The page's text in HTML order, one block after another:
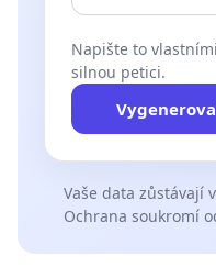
Napište to
silnou petici.
Vaše data zůstávají
Ochrana soukromí